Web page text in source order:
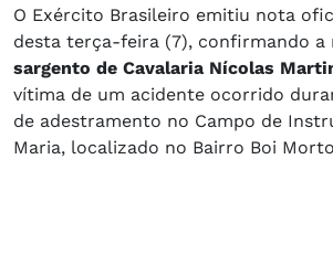
O Exército Brasileiro emitiu nota
desta terça-feira (7), confirmando a
sargento de Cavalaria Nícolas
vítima de um acidente ocorrido
de adestramento no Campo de
Maria, localizado no Bairro Boi